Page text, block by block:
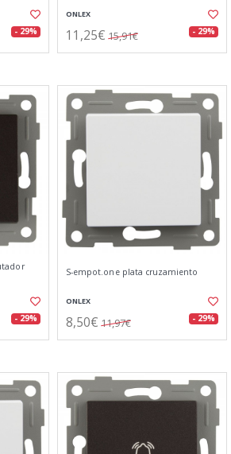
- 29%
ONLEX
11,25€ 15,91€ - 29%
- 29%
S-empot.one plata cruzamiento
ONLEX
8,50€ 11,97€ - 29%